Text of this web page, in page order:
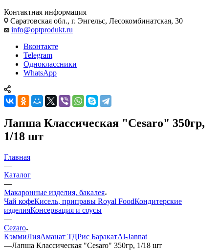
Контактная информация
Саратовская обл., г. Энгельс, Лесокомбинатская, 30
info@optprodukt.ru
Вконтакте
Telegram
Одноклассники
WhatsApp
Лапша Классическая "Cesaro" 350гр,
1/18 шт
Главная
—
Каталог
—
Макаронные изделия, бакалея
Чай кофеКисель, приправы Royal FoodКондитерские
изделияКонсервация и соусы
—
Cezaro
КэммиЛияАманат ТДРис БаракатAl-Jannat
—Лапша Классическая "Cesaro" 350гр, 1/18 шт